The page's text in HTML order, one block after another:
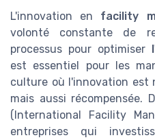
L'innovation en facility
volonté constante de
processus pour optimiser
est essentiel pour les
culture où l'innovation est
mais aussi récompensée.
(International Facility
entreprises qui